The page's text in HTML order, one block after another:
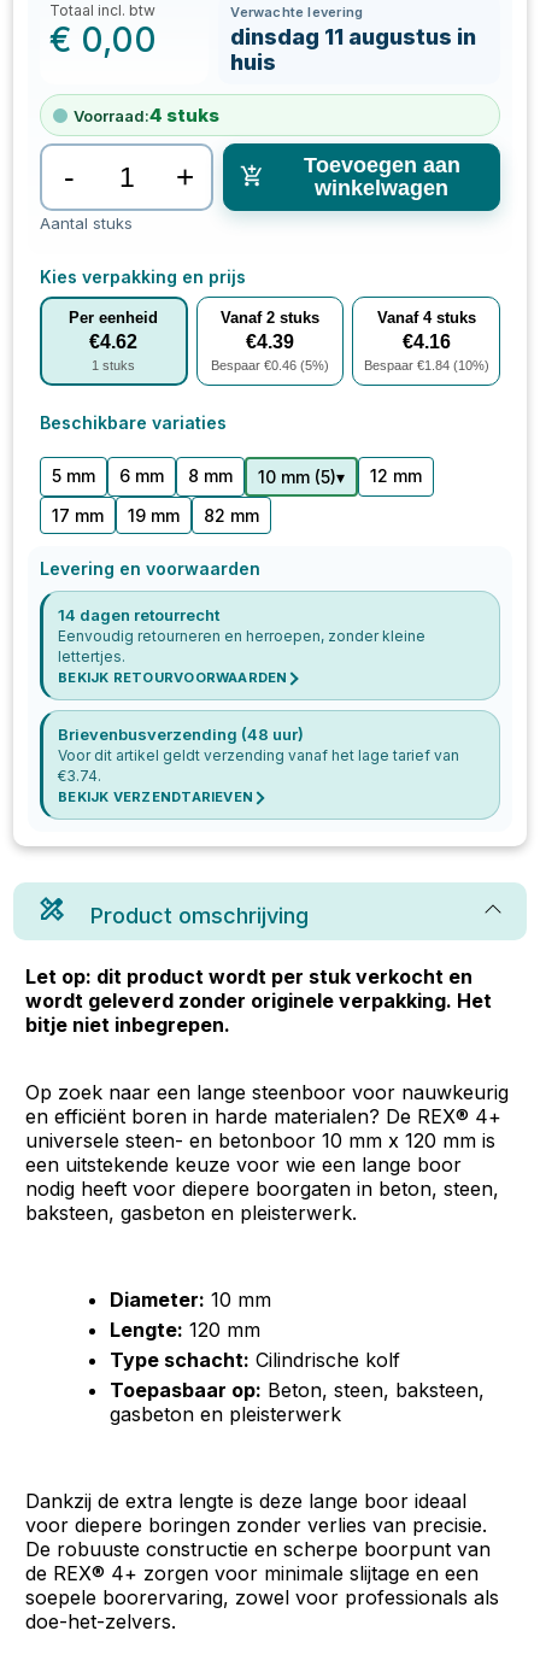
Totaal incl. btw
€ 0,00
Verwachte levering
dinsdag 11 augustus in
huis
Voorraad:4 stuks
- +
Toevoegen aan
winkelwagen
Aantal stuks
Kies verpakking en prijs
Per eenheid
€4.62
1 stuks
Vanaf 2 stuks
€4.39
Bespaar €0.46 (5%)
Vanaf 4stuks
€4.16
Bespaar €1.84(10%)
Beschikbare variaties
5 mm 6 mm 8 mm 10 mm (5)▾
12 mm
17 mm
19 mm 82 mm
Levering en voorwaarden
14 dagen retourrecht
Eenvoudig retourneren en herroepen, zonder kleine
lettertjes.
BEKIJK RETOURVOORWAARDEN
Brievenbusverzending (48 uur)
Voor dit artikel geldt verzending vanaf het lage tarief van
€3.74.
BEKIJK VERZENDTARIEVEN
Product omschrijving
Let op: dit product wordt per stuk verkocht en
wordt geleverd zonder originele verpakking. Het
bitje niet inbegrepen.
Op zoek naar een lange steenboor voor nauwkeurig
en efficiënt boren in harde materialen? De REX® 4+
universele steen- en betonboor 10 mm x 120 mm is
een uitstekende keuze voor wie een lange boor
nodig heeft voor diepere boorgaten in beton, steen,
baksteen, gasbeton en pleisterwerk.
Diameter: 10 mm
Lengte: 120 mm
Type schacht: Cilindrische kolf
Toepasbaar op: Beton, steen, baksteen,
gasbeton en pleisterwerk
Dankzij de extra lengte is deze lange boor ideaal
voor diepere boringen zonder verlies van precisie.
De robuuste constructie en scherpe boorpunt van
de REX® 4+ zorgen voor minimale slijtage en een
soepele boorervaring, zowel voor professionals als
doe-het-zelvers.